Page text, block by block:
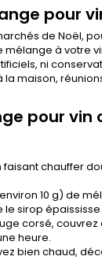
pour
de Noël,
mélange à votre
ni
la maison,
pour vin
chauffer
10 g) de
le sirop
corsé,
heure.
bien chaud,